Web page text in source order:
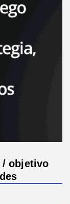
/ objetivo